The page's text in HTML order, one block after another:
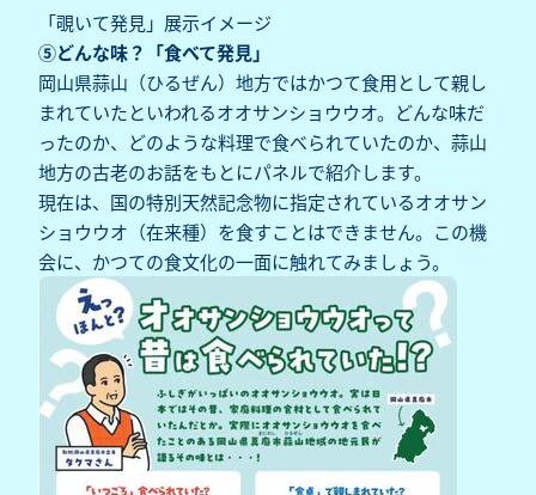
「覗いて発見」展示イメージ
⑤どんな味？「食べて発見」
岡山県蒜山（ひるぜん）地方ではかつて食用として親し
まれていたといわれるオオサンショウウオ。どんな味だ
ったのか、どのような料理で食べられていたのか、蒜山
地方の古老のお話をもとにパネルで紹介します。
現在は、国の特別天然記念物に指定されているオオサン
ショウウオ（在来種）を食すことはできません。この機
会に、かつての食文化の一面に触れてみましょう。